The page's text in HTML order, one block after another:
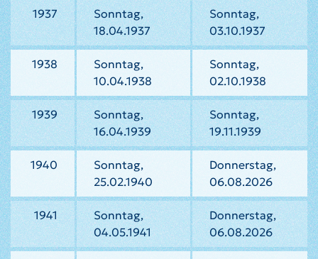
1937
Sonntag,
18.04.1937
Sonntag,
03.10.1937
1938
Sonntag,
10.04.1938
Sonntag,
02.10.1938
1939
Sonntag,
16.04.1939
Sonntag,
19.11.1939
1940
Sonntag,
25.02.1940
Donnerstag,
06.08.2026
1941
Sonntag,
04.05.1941
Donnerstag,
06.08.2026